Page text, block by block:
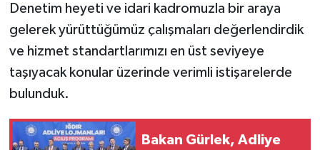
Denetim heyeti ve idari kadromuzla bir araya
gelerek yürüttüğümüz çalışmaları değerlendirdik
ve hizmet standartlarımızı en üst seviyeye
taşıyacak konular üzerinde verimli istişarelerde
bulunduk.
Bakan Gürlek, Adliye